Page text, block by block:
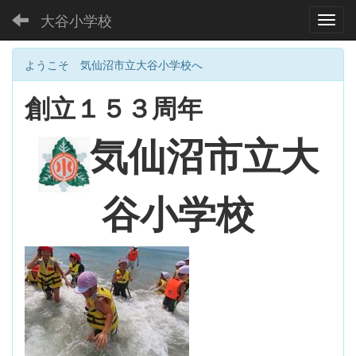
大谷小学校
ようこそ 気仙沼市立大谷小学校へ
創立１５３周年
気仙沼市立大
谷小学校